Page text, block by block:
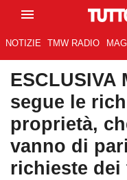
NOTIZIE TMW RADIO
segue le
proprietà,
vanno di
richieste